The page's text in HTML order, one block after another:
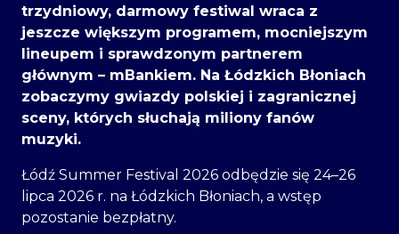
trzydniowy, darmowy festiwal wraca z
jeszcze większym programem, mocniejszym
lineupem i sprawdzonym partnerem
głównym – mBankiem. Na Łódzkich Błoniach
zobaczymy gwiazdy polskiej i zagranicznej
sceny, których słuchają miliony fanów
muzyki.
Łódź Summer Festival 2026 odbędzie się 24–26
lipca 2026 r. na Łódzkich Błoniach, a wstęp
pozostanie bezpłatny.